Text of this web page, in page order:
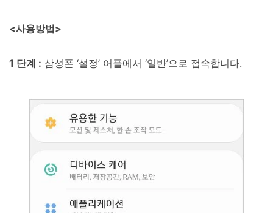
<사용방법>
1 단계 : 삼성폰 ‘설정’ 어플에서 ‘일반’으로 접속합니다.